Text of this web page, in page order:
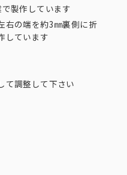
製作しています
右の端を約3㎜裏側に折
しています
て調整して下さい